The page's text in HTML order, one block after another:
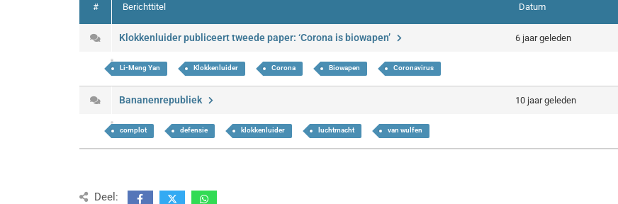
# Berichttitel Datum
Klokkenluider publiceert tweede paper: ‘Corona is biowapen’ 6 jaar geleden
Li-Meng Yan Klokkenluider Corona Biowapen Coronavirus
Bananenrepubliek 10 jaar geleden
complot defensie klokkenluider luchtmacht van wulfen
Deel: